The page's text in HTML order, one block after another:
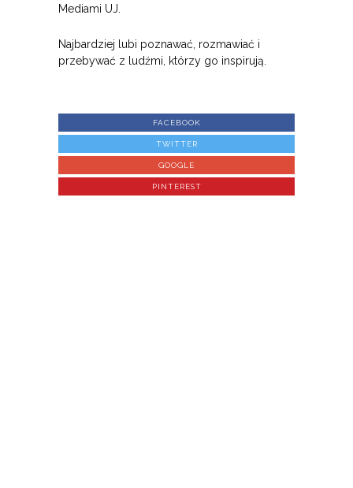
Mediami UJ.
Najbardziej lubi poznawać, rozmawiać i
przebywać z ludźmi, którzy go inspirują.
FACEBOOK
TWITTER
GOOGLE
PINTEREST